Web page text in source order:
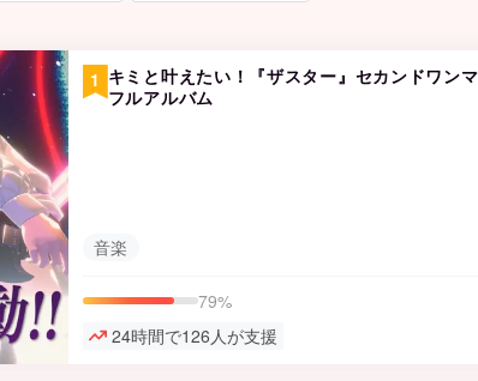
1 キミと叶えたい！『ザスター』セカンドワン
フルアルバム
音楽
79%
24時間で126人が支援